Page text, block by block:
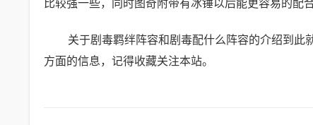
比较强一些，同时图奇附带有冰锤以后能更容易的配
关于剧毒羁绊阵容和剧毒配什么阵容的介绍到
方面的信息，记得收藏关注本站。